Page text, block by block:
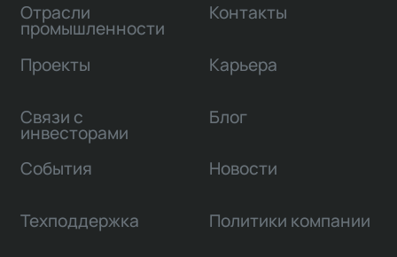
Отрасли
промышленности
Проекты
Связи с
инвесторами
Контакты
Карьера
Блог
События Новости
Техподдержка Политики компании